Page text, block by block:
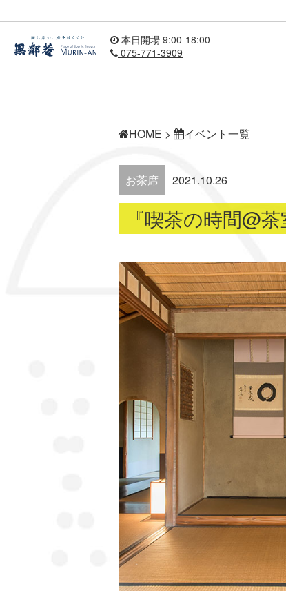
本日開場 9:00-18:00
075-771-3909
HOME > イベント一覧
お茶席 2021.10.26
『喫茶の時間@